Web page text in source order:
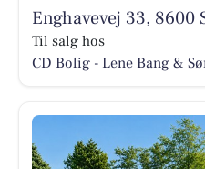
Enghavevej 33, 8600
Til salg hos
CD Bolig - Lene Bang &